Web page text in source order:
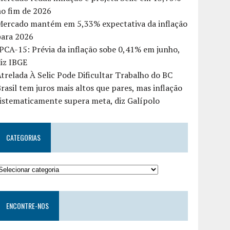
fim de 2026
mantém em 5,33% expectativa da inflação
2026
15: Prévia da inflação sobe 0,41% em junho,
IBGE
À Selic Pode Dificultar Trabalho do BC
tem juros mais altos que pares, mas inflação
supera meta, diz Galípolo
CATEGORIAS
ENCONTRE-NOS